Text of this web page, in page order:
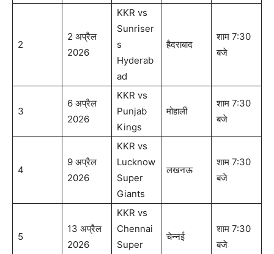
2
2 अप्रैल
2026
KKR vs
Sunriser
s
Hyderab
ad
हैदराबाद
शाम 7:30
बजे
3
6 अप्रैल
2026
KKR vs
Punjab
Kings
मोहाली
शाम 7:30
बजे
4
9 अप्रैल
2026
KKR vs
Lucknow
Super
Giants
लखनऊ
शाम 7:30
बजे
5
13 अप्रैल
2026
KKR vs
Chennai
Super
चेन्नई
शाम 7:30
बजे